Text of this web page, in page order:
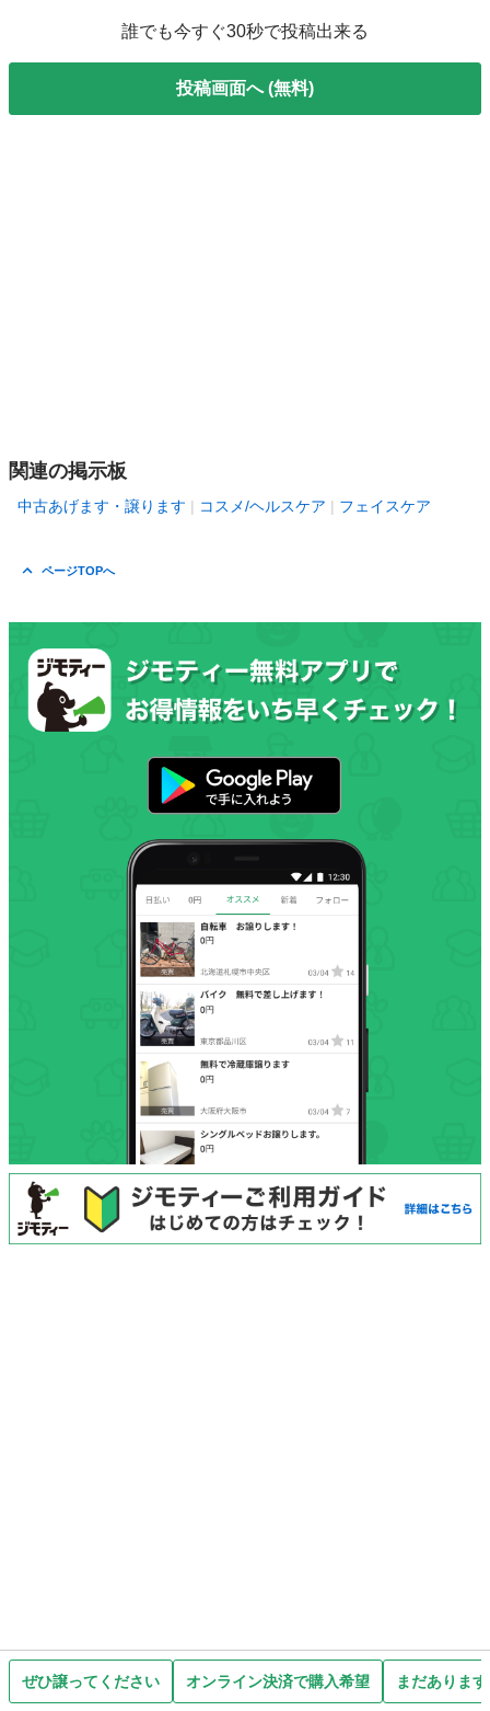
ぜひ譲ってください オンライン決済で購入希望 まだありま
誰でも今すぐ30秒で投稿出来る
投稿画面へ (無料)
関連の掲示板
中古あげます・譲ります コスメ/ヘルスケア フェイスケア
ページTOPへ